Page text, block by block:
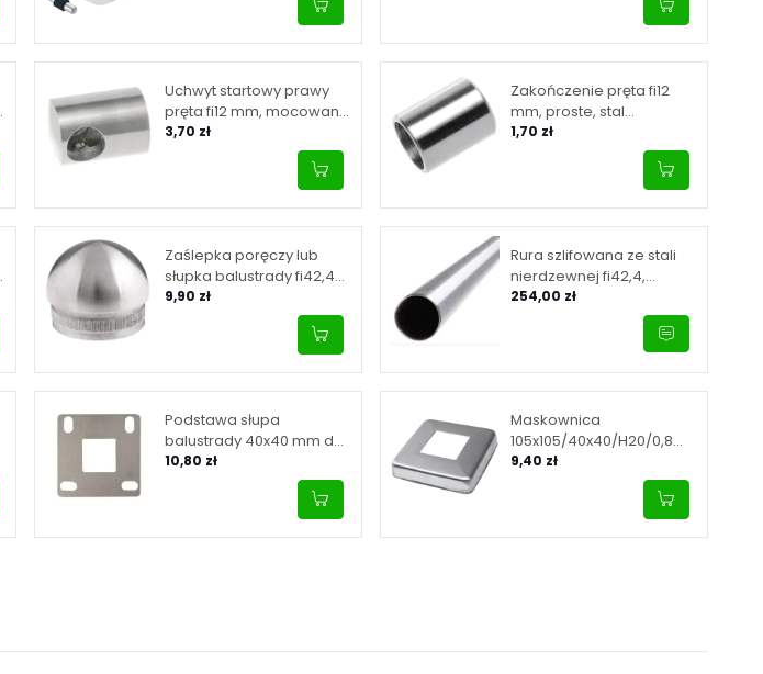
Uchwyt startowy prawy
pręta fi12 mm, mocowany
do płaszczyzny, satyna
3,70 zł
Zakończenie pręta fi12
mm, proste, stal
nierdzewna, satyna
1,70 zł
Zaślepka poręczy lub
słupka balustrady fi42,4
mm, elipsoidalna wbijana,
stal nierdzewna, satyna
9,90 zł
Rura szlifowana ze stali
nierdzewnej fi42,4,
ścianka 2 mm, długość
254,00 zł
Podstawa słupa
balustrady 40x40 mm do
wspawania, 100x100 mm,
4x11 mm, stal nierdzewna,
powierzchnia surowa
10,80 zł
Maskownica
105x105/40x40/H20/0,8
mm, zaokr.narożniki (AISI
304, SYST.40X40, SATYNA)
9,40 zł